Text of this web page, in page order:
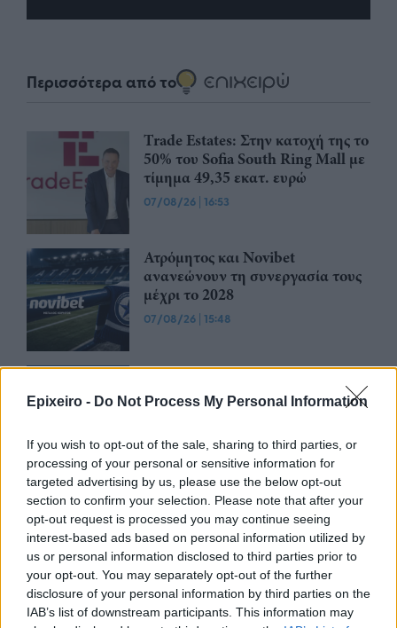
Epixeiro - Do Not Process My Personal Information
If you wish to opt-out of the sale, sharing to third parties, or
processing of your personal or sensitive information for
targeted advertising by us, please use the below opt-out
section to confirm your selection. Please note that after your
opt-out request is processed you may continue seeing
interest-based ads based on personal information utilized by
us or personal information disclosed to third parties prior to
your opt-out. You may separately opt-out of the further
disclosure of your personal information by third parties on the
IAB’s list of downstream participants. This information may
Περισσότερα από το
Trade Estates: Στην κατοχή της το
50% του Sofia South Ring Mall με
τίμημα 49,35 εκατ. ευρώ
07/08/26 | 16:53
Ατρόμητος και Novibet
ανανεώνουν τη συνεργασία τους
μέχρι το 2028
07/08/26 | 15:48
Βραβευμένα κρασιά με την
υπογραφή της Lidl Ελλάς
CSG: Διψήφια αύξηση εσόδων
και ισχυρό ανεκτέλεστο
συμβάσεων το πρώτο εξάμηνο
του 2026
07/08/26|12:09
Apollo Global Management: